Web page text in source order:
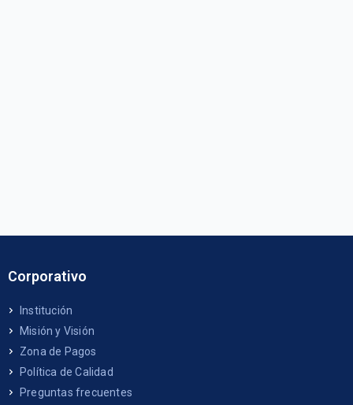
Corporativo
Institución
Misión y Visión
Zona de Pagos
Política de Calidad
Preguntas frecuentes